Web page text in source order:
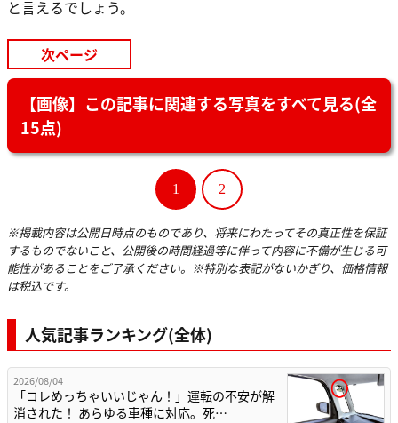
と言えるでしょう。
次ページ
【画像】この記事に関連する写真をすべて見る(全
15点)
1 2
※掲載内容は公開日時点のものであり、将来にわたってその真正性を保証
するものでないこと、公開後の時間経過等に伴って内容に不備が生じる可
能性があることをご了承ください。※特別な表記がないかぎり、価格情報
は税込です。
人気記事ランキング(全体)
2026/08/04
「コレめっちゃいいじゃん！」運転の不安が解
消された！ あらゆる車種に対応。死…